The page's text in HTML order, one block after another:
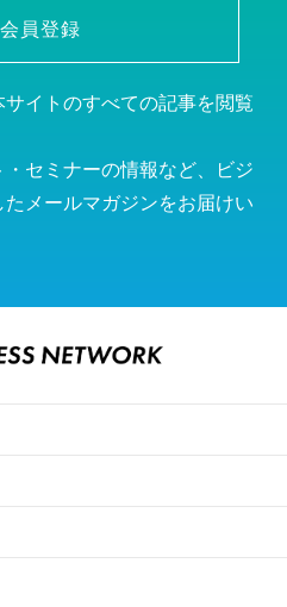
員登録
イトのすべての記事を閲覧
セミナーの情報など、ビジ
メールマガジンをお届けい